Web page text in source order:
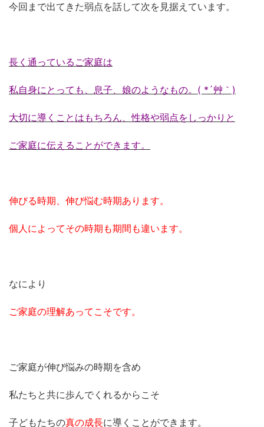
今回まで出てきた弱点を話して次を見据えています。
長く通っているご家庭は
私自身にとっても、息子、娘のようなもの。( *´艸｀)
大切に導くことはもちろん、性格や弱点をしっかりと
ご家庭に伝えることができます。
伸びる時期、伸び悩む時期あります。
個人によってその時期も期間も違います。
なにより
ご家庭の理解あってこそです。
ご家庭が伸び悩みの時期を含め
私たちと共に歩んでくれるからこそ
子どもたちの真の成長に導くことができます。